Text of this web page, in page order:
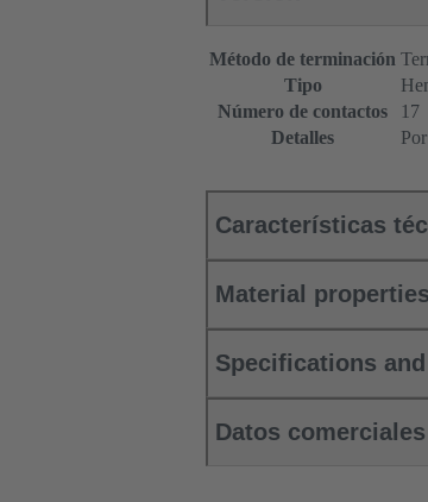
Método de terminación
Tipo
Número de contactos
17
Detalles
Características
Material properties
Specifications
Datos comerciales